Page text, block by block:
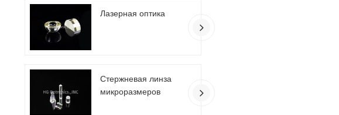
Лазерная оптика
Стержневая линза
микроразмеров